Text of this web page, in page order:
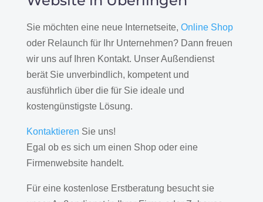
Sie möchten eine neue Internetseite, Online Shop
oder Relaunch für Ihr Unternehmen? Dann freuen
wir uns auf Ihren Kontakt. Unser Außendienst
berät Sie unverbindlich, kompetent und
ausführlich über die für Sie ideale und
kostengünstigste Lösung.
Kontaktieren Sie uns!
Egal ob es sich um einen Shop oder eine
Firmenwebsite handelt.
Für eine kostenlose Erstberatung besucht sie